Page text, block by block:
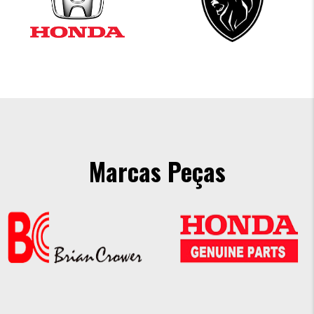
Marcas Peças